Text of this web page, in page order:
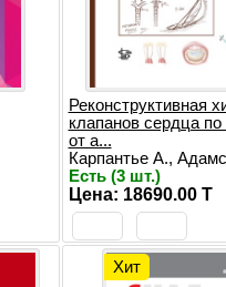
Реконструктивная
клапанов сердца по
от а...
Карпантье А.,
Есть (3 шт.)
Цена: 18690.00 T
Хит